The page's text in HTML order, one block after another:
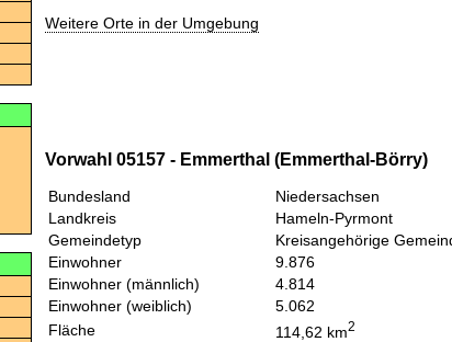
Weitere Orte in der Umgebung
Vorwahl 05157 - Emmerthal (Emmerthal-Börry)
Bundesland
Niedersachsen
Landkreis
Hameln-Pyrmont
Gemeindetyp
Kreisangehörige
Einwohner
9.876
Einwohner (männlich)
4.814
Einwohner (weiblich)
5.062
Fläche
114,62 km2